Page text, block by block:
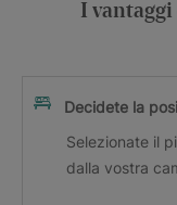
I
Decidete la
Selezionate il
dalla vostra